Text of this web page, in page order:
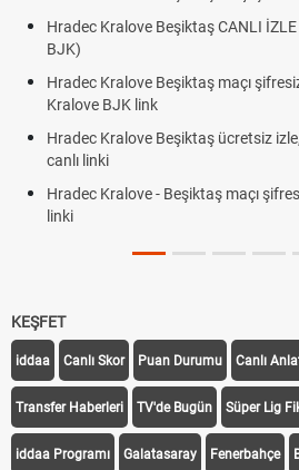
Kralove Beşiktaş CANLI İZLE ŞİFRESİZ
Kralove Beşiktaş maçı şifresiz S Sport
BJK link
Kralove Beşiktaş ücretsiz izle, Hradec
Kralove - Beşiktaş maçı şifresiz izle canlı S
KEŞFET
iddaa Canlı Skor Puan Durumu Canlı
Transfer Haberleri TV'de Bugün Süper Lig
iddaa Programı Galatasaray Fenerbahçe